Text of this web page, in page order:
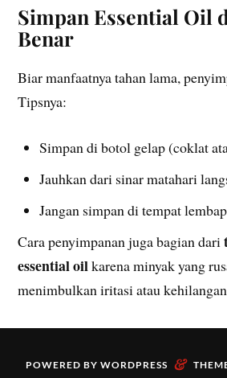
Simpan Essential Oil
Benar
Biar manfaatnya tahan lama,
Tipsnya:
Simpan di botol gelap (coklat
Jauhkan dari sinar matahari
Jangan simpan di tempat
Cara penyimpanan juga bagian dari
essential oilkarena minyak yang
menimbulkan iritasi atau
POWERED BY WORDPRESS &